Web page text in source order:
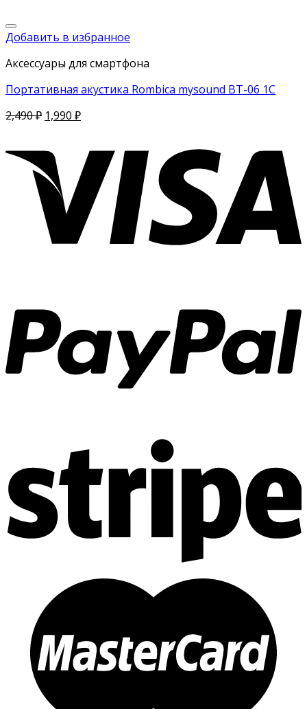
Добавить в избранное
Аксессуары для смартфона
Портативная акустика Rombica mysound BT-06 1C
2,490₽ 1,990 ₽